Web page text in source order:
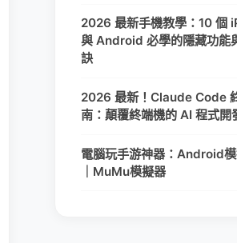
2026 最新手機教學：10 個
與 Android 必學的隱藏功能
訣
2026 最新！Claude Code
南：顛覆終端機的 AI 程式開
電腦玩手游神器：Android
｜MuMu模擬器